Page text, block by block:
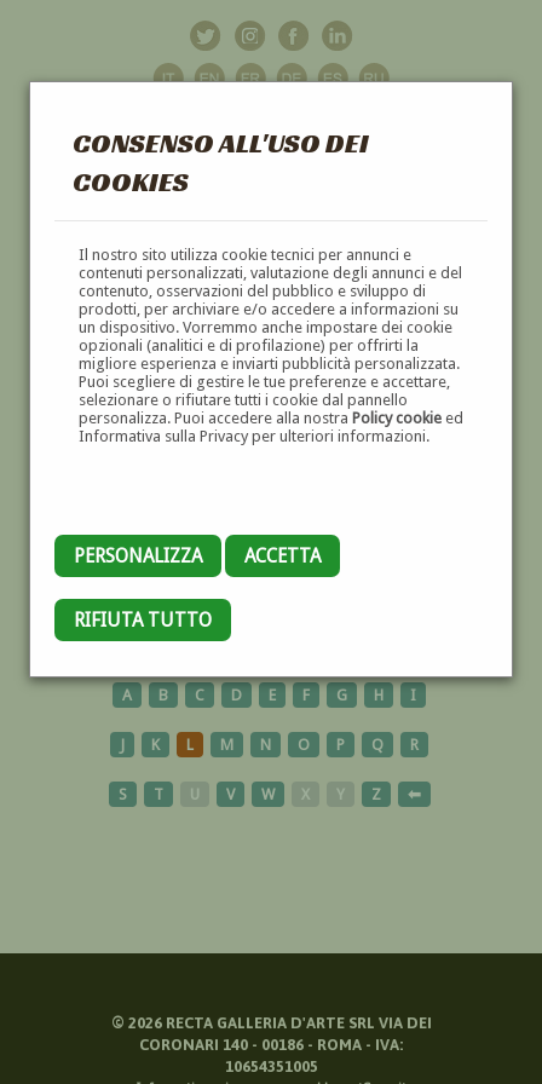
CONSENSO ALL'USO DEI
COOKIES
Il nostro sito utilizza cookie tecnici per annunci e
contenuti personalizzati, valutazione degli annunci e del
contenuto, osservazioni del pubblico e sviluppo di
prodotti, per archiviare e/o accedere a informazioni su
un dispositivo. Vorremmo anche impostare dei cookie
opzionali (analitici e di profilazione) per offrirti la
migliore esperienza e inviarti pubblicità personalizzata.
Puoi scegliere di gestire le tue preferenze e accettare,
selezionare o rifiutare tutti i cookie dal pannello
personalizza. Puoi accedere alla nostra Policy cookieed
Informativa sulla Privacy per ulteriori informazioni.
PERSONALIZZA ACCETTA
RIFIUTA TUTTO
GALLERIAD'ARTE
DIPINTI E SCULTURE '800 E '900
PERGAMENA
A B C D E F G H I
J K L M N O P Q R
S T U V W X Y Z ⬅
© 2026RECTA GALLERIA D'ARTE SRL VIA DEI
CORONARI 140 - 00186 - ROMA - IVA:
10654351005